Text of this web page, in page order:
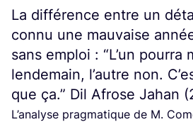
La différence entre un
connu une mauvaise
sans emploi : “L’un pourra
lendemain, l’autre non.
que ça.” Dil Afrose Jahan (
L’a­na­lyse prag­ma­tique de M.